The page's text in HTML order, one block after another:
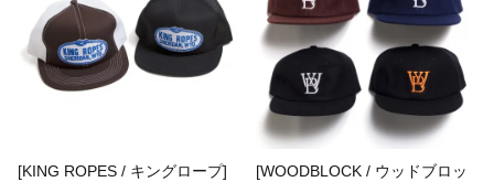
[KING ROPES / キングロープ]
[WOODBLOCK / ウッドブロッ
MIDDLE DISTANCE